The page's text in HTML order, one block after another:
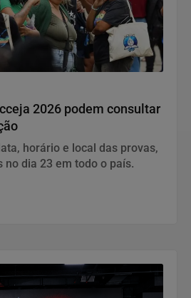
2026 podem consultar
horário e local das provas,
no dia 23 em todo o país.